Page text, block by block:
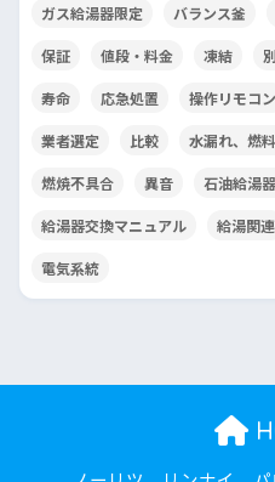
ガス給湯器限定 バランス釜
保証 値段・料金 凍結
寿命 応急処置 操作リモコン
業者選定 比較 水漏れ、燃
燃焼不具合 異音 石油給湯
給湯器交換マニュアル 給湯関連
電気系統